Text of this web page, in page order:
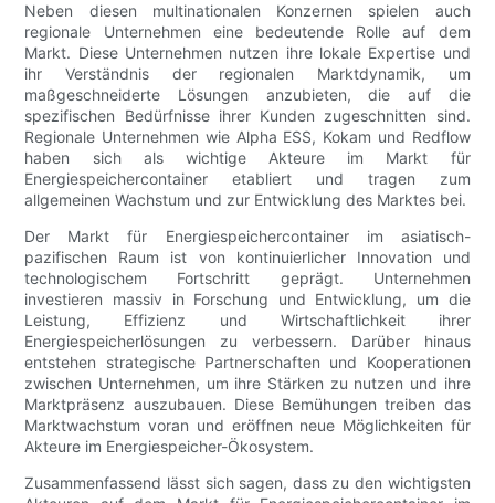
Neben diesen multinationalen Konzernen spielen auch
regionale Unternehmen eine bedeutende Rolle auf dem
Markt. Diese Unternehmen nutzen ihre lokale Expertise und
ihr Verständnis der regionalen Marktdynamik, um
maßgeschneiderte Lösungen anzubieten, die auf die
spezifischen Bedürfnisse ihrer Kunden zugeschnitten sind.
Regionale Unternehmen wie Alpha ESS, Kokam und Redflow
haben sich als wichtige Akteure im Markt für
Energiespeichercontainer etabliert und tragen zum
allgemeinen Wachstum und zur Entwicklung des Marktes bei.
Der Markt für Energiespeichercontainer im asiatisch-
pazifischen Raum ist von kontinuierlicher Innovation und
technologischem Fortschritt geprägt. Unternehmen
investieren massiv in Forschung und Entwicklung, um die
Leistung, Effizienz und Wirtschaftlichkeit ihrer
Energiespeicherlösungen zu verbessern. Darüber hinaus
entstehen strategische Partnerschaften und Kooperationen
zwischen Unternehmen, um ihre Stärken zu nutzen und ihre
Marktpräsenz auszubauen. Diese Bemühungen treiben das
Marktwachstum voran und eröffnen neue Möglichkeiten für
Akteure im Energiespeicher-Ökosystem.
Zusammenfassend lässt sich sagen, dass zu den wichtigsten